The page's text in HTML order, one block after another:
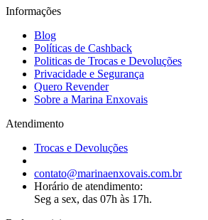
Informações
Blog
Políticas de Cashback
Politicas de Trocas e Devoluções
Privacidade e Segurança
Quero Revender
Sobre a Marina Enxovais
Atendimento
Trocas e Devoluções
contato@marinaenxovais.com.br
Horário de atendimento:
Seg a sex, das 07h às 17h.